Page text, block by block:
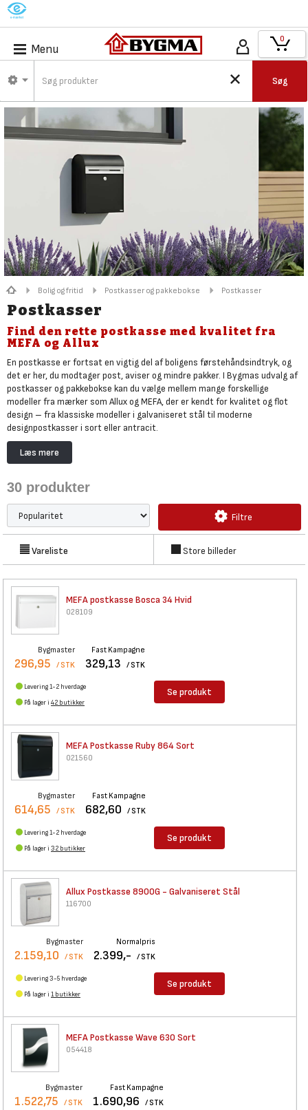
M
Menu
Søg
0
Bolig og fritid Postkasser og pakkebokse Postkasser
Postkasser
Find den rette postkasse med kvalitet fra
MEFA og Allux
En postkasse er fortsat en vigtig del af boligens førstehåndsindtryk, og
det er her, du modtager post, aviser og mindre pakker. I Bygmas udvalg af
postkasser og pakkebokse kan du vælge mellem mange forskellige
modeller fra mærker som Allux og MEFA, der er kendt for kvalitet og flot
design – fra klassiske modeller i galvaniseret stål til moderne
designpostkasser i sort eller antracit.
Blandt udvalget kan du gennemgå de mange modeller, der enten kan
monteres på en postkassestander eller hænges på væggen. Udvalget
med lås, ekstra kapacitet eller plads til magasiner og reklamer. Uanset om
nybyggeri, finder du den rette postkasse på Bygma.dk.
Læs mere
30 produkter
Filtre
Vareliste Store billeder
MEFA postkasse Bosca 34 Hvid
028109
Bygmaster
296,95 / STK
Fast Kampagne
329,13 / STK
Levering 1-2 hverdage
På lager i 42 butikker
Se produkt
MEFA Postkasse Ruby 864 Sort
021560
Bygmaster
614,65 / STK
Fast Kampagne
682,60 / STK
Levering 1-2 hverdage
På lager i 32 butikker
Se produkt
Allux Postkasse 8900G - Galvaniseret Stål
116700
Bygmaster
2.159,10 / STK
Normalpris
2.399,- / STK
Levering 3-5 hverdage
På lager i 1 butikker
Se produkt
MEFA Postkasse Wave 630 Sort
054418
Bygmaster
1.522,75 / STK
Fast Kampagne
1.690,96 / STK